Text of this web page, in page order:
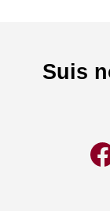
Suis